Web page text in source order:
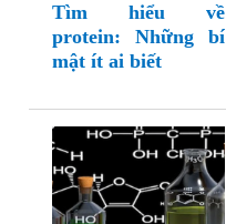
Tìm hiểu về
protein: Những bí
mật ít ai biết